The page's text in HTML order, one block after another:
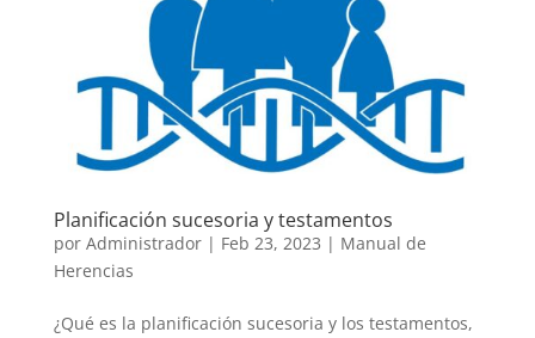
Planificación sucesoria y testamentos
por Administrador| Feb 23, 2023 | Manual de
Herencias
¿Qué es la planificación sucesoria y los testamentos,